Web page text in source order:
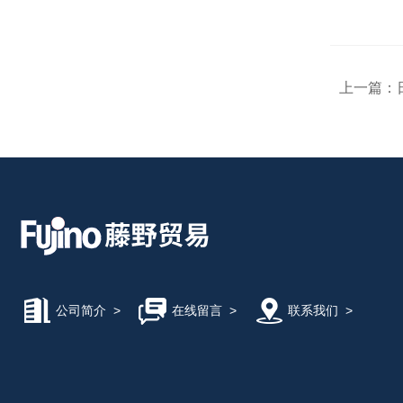
上一篇：
公司简介 > 在线留言> 联系我们 >